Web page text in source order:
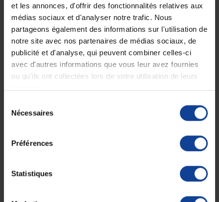
et les annonces, d'offrir des fonctionnalités relatives aux
médias sociaux et d'analyser notre trafic. Nous
partageons également des informations sur l'utilisation de
notre site avec nos partenaires de médias sociaux, de
publicité et d'analyse, qui peuvent combiner celles-ci
avec d'autres informations que vous leur avez fournies
ou qu'ils ont collectées lors de votre utilisation de leurs
Nécessaires
Préférences
Statistiques
EN STOCK
Chaise garde-robe fixe
Sitis
102,62 €
EN STOCK
Chaise percée pliante
Omega
142,62 €